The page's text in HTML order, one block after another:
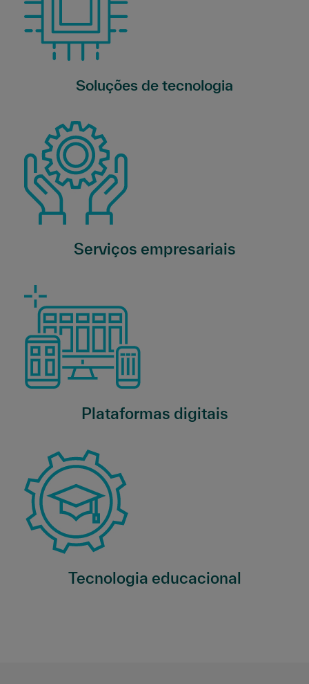
Soluções de tecnologia
Serviços empresariais
Plataformas digitais
Tecnologia educacional